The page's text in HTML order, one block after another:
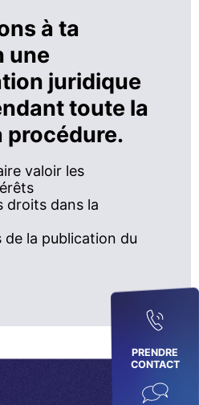
PRENDRE
CONTACT
à ta
une
juridique
toute la
procédure.
valoir les
droits dans la
de la publication du